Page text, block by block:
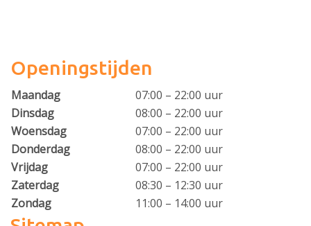
Openingstijden
Maandag
07:00 – 22:00 uur
Dinsdag
08:00 – 22:00 uur
Woensdag
07:00 – 22:00 uur
Donderdag
08:00 – 22:00 uur
Vrijdag
07:00 – 22:00 uur
Zaterdag
08:30 – 12:30 uur
Zondag
11:00 – 14:00 uur